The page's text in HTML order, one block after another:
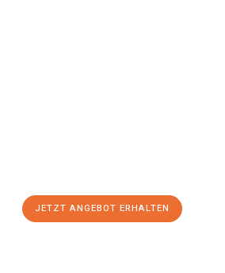
JETZT ANGEBOT ERHALTEN